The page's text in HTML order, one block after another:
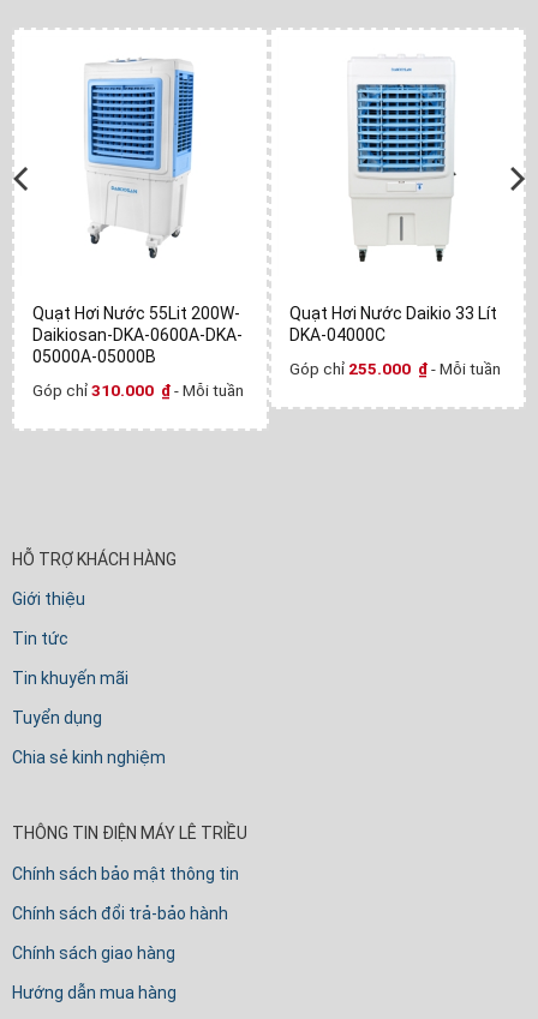
Quạt Hơi Nước 55Lit 200W-
Daikiosan-DKA-0600A-DKA-
05000A-05000B
Góp chỉ310.000 ₫- Mỗi tuần
Quạt Hơi Nước Daikio 33 Lít
DKA-04000C
Góp chỉ 255.000 ₫- Mỗi tuần
HỖ TRỢ KHÁCH HÀNG
Giới thiệu
Tin tức
Tin khuyến mãi
Tuyển dụng
Chia sẻ kinh nghiệm
THÔNG TIN ĐIỆN MÁY LÊ TRIỀU
Chính sách bảo mật thông tin
Chính sách đổi trả-bảo hành
Chính sách giao hàng
Hướng dẫn mua hàng